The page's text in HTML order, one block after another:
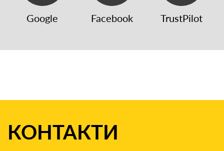
Google Facebook TrustPilot
КОНТАКТИ